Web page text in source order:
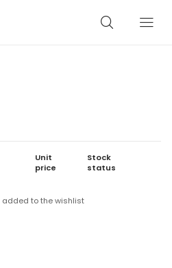
Unit
price
Stock
status
added to the wishlist